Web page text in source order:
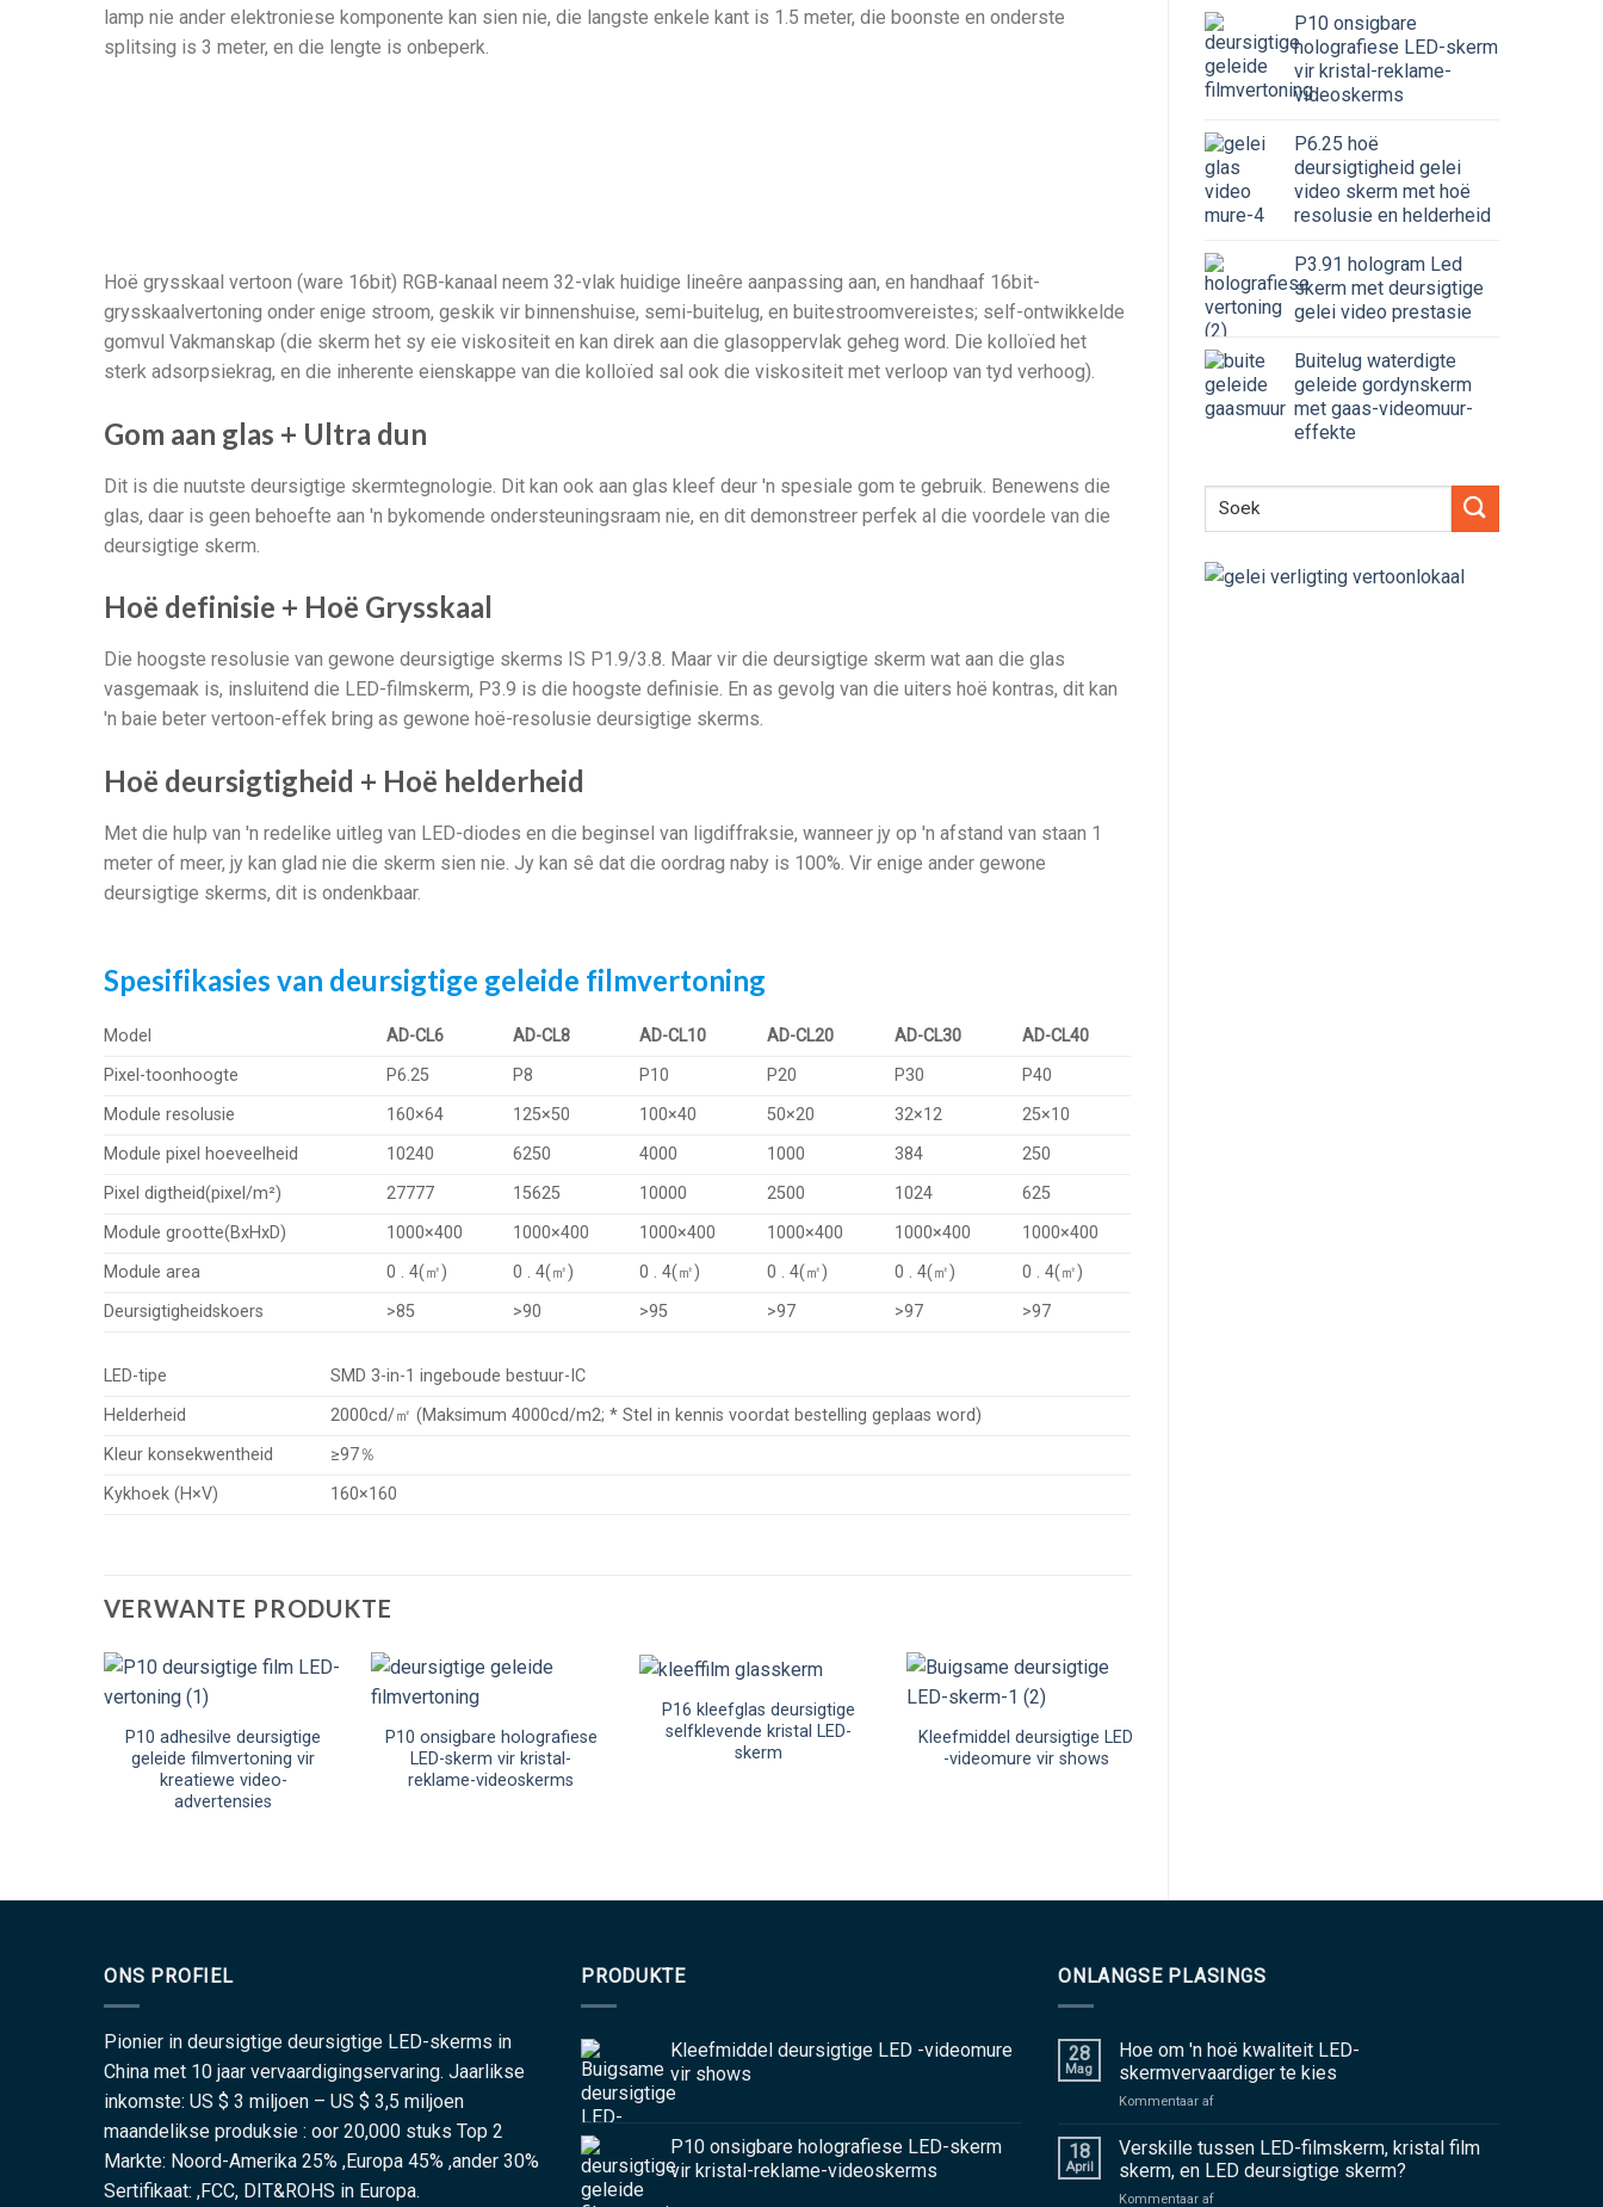
P10 onsigbare
holografiese LED-skerm
vir kristal-reklame-
videoskerms
P6.25 hoë
deursigtigheid gelei
video skerm met hoë
resolusie en helderheid
P3.91 hologram Led
skerm met deursigtige
gelei video prestasie
Buitelug waterdigte
geleide gordynskerm
met gaas-videomuur-
effekte
lamp nie ander elektroniese komponente kan sien nie, die langste enkele kant is 1.5 meter, die boonste en onderste
splitsing is 3 meter, en die lengte is onbeperk.
Hoë grysskaal vertoon (ware 16bit) RGB-kanaal neem 32-vlak huidige lineêre aanpassing aan, en handhaaf 16bit-
grysskaalvertoning onder enige stroom, geskik vir binnenshuise, semi-buitelug, en buitestroomvereistes; self-ontwikkelde
gomvul Vakmanskap (die skerm het sy eie viskositeit en kan direk aan die glasoppervlak geheg word. Die kolloïed het
sterk adsorpsiekrag, en die inherente eienskappe van die kolloïed sal ook die viskositeit met verloop van tyd verhoog).
Gom aan glas + Ultra dun
Dit is die nuutste deursigtige skermtegnologie. Dit kan ook aan glas kleef deur 'n spesiale gom te gebruik. Benewens die
glas, daar is geen behoefte aan 'n bykomende ondersteuningsraam nie, en dit demonstreer perfek al die voordele van die
deursigtige skerm.
Hoë definisie + Hoë Grysskaal
Die hoogste resolusie van gewone deursigtige skerms IS P1.9/3.8. Maar vir die deursigtige skerm wat aan die glas
vasgemaak is, insluitend die LED-filmskerm, P3.9 is die hoogste definisie. En as gevolg van die uiters hoë kontras, dit kan
'n baie beter vertoon-effek bring as gewone hoë-resolusie deursigtige skerms.
Hoë deursigtigheid + Hoë helderheid
Met die hulp van 'n redelike uitleg van LED-diodes en die beginsel van ligdiffraksie, wanneer jy op 'n afstand van staan 1
meter of meer, jy kan glad nie die skerm sien nie. Jy kan sê dat die oordrag naby is 100%. Vir enige ander gewone
deursigtige skerms, dit is ondenkbaar.
Spesifikasies van deursigtige geleide filmvertoning
Model AD-CL6 AD-CL8 AD-CL10 AD-CL20 AD-CL30
AD-CL40
Pixel-toonhoogte
P6.25 P8 P10 P20 P30
P40
Module resolusie
160×64 125×50 100×40 50×20 32×12
25×10
Module pixel hoeveelheid
10240 6250 4000 1000 384
250
Pixel digtheid(pixel/m²)
27777 15625 10000 2500 1024
625
Module grootte(BxHxD)
1000×400 1000×400 1000×400 1000×400 1000×400
1000×400
Module area
0 . 4(㎡) 0 . 4(㎡) 0 . 4(㎡) 0 . 4(㎡) 0 . 4(㎡)
0 . 4(㎡)
Deursigtigheidskoers
>85 >90 >95 >97 >97 >97
LED-tipe
SMD 3-in-1 ingeboude bestuur-IC
Helderheid
2000cd/㎡ (Maksimum 4000cd/m2; * Stel in kennis voordat bestelling geplaas word)
Kleur konsekwentheid
≥97％
Kykhoek (H×V)
160×160
VERWANTE PRODUKTE
P10 adhesilve deursigtige
geleide filmvertoning vir
kreatiewe video-
advertensies
P10 onsigbare holografiese
LED-skerm vir kristal-
reklame-videoskerms
P16 kleefglas deursigtige
selfklevende kristal LED-
skerm
Kleefmiddel deursigtige LED
-videomure vir shows
ONS PROFIEL
Pionier in deursigtige deursigtige LED-skerms in
China met 10 jaar vervaardigingservaring. Jaarlikse
inkomste: US $ 3 miljoen – US $ 3,5 miljoen
maandelikse produksie : oor 20,000 stuks Top 2
Markte: Noord-Amerika 25% ,Europa 45% ,ander 30%
Sertifikaat: ,FCC, DIT&ROHS in Europa.
PRODUKTE
Kleefmiddel deursigtige LED -videomure
vir shows
P10 onsigbare holografiese LED-skerm
vir kristal-reklame-videoskerms
ONLANGSE PLASINGS
28
Mag
Hoe om 'n hoë kwaliteit LED-
skermvervaardiger te kies
Kommentaar afaan
om
'n
hoë
kwaliteit
18
April
Verskille tussen LED-filmskerm, kristal film
skerm, en LED deursigtige skerm?
Kommentaar afaan